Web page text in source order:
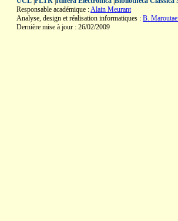
Responsable académique :Alain Meurant
Analyse, design et réalisation informatiques : B.
Dernière mise à jour : 26/02/2009